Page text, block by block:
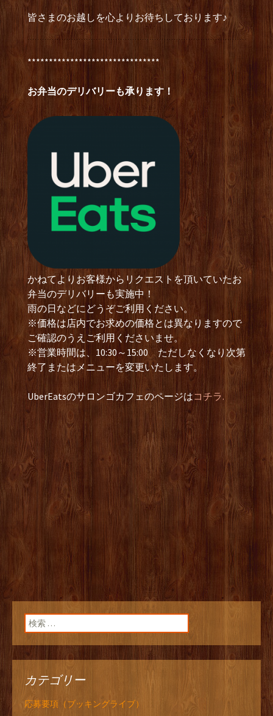
皆さまのお越しを心よりお待ちしております♪
*******************************
お弁当のデリバリーも承ります！
かねてよりお客様からリクエストを頂いていたお
弁当のデリバリーも実施中！
雨の日などにどうぞご利用ください。
※価格は店内でお求めの価格とは異なりますので
ご確認のうえご利用くださいませ。
※営業時間は、10:30～15:00 ただしなくなり次第
終了またはメニューを変更いたします。
UberEatsのサロンゴカフェのページはコチラ.
検索:
カテゴリー
応募要項（ブッキングライブ）